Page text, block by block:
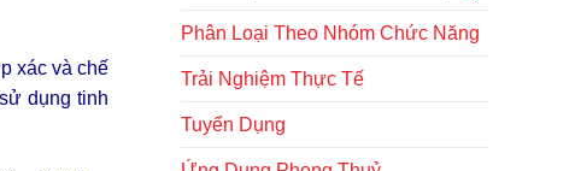
xác và chế
dụng tinh
Phân Loại Theo Nhóm Chức Năng
Trải Nghiệm Thực Tế
Tuyển Dụng